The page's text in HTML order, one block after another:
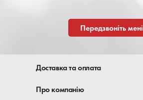
Передзвоніть мені
Доставка та оплата
Про компанію